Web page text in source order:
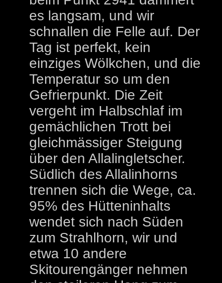
es langsam, und wir
schnallen die Felle auf. Der
Tag ist perfekt, kein
einziges Wölkchen, und die
Temperatur so um den
Gefrierpunkt. Die Zeit
vergeht im Halbschlaf im
gemächlichen Trott bei
gleichmässiger Steigung
über den Allalingletscher.
Südlich des Allalinhorns
trennen sich die Wege, ca.
95% des Hütteninhalts
wendet sich nach Süden
zum Strahlhorn, wir und
etwa 10 andere
Skitourengänger nehmen